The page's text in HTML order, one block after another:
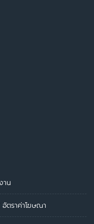
าน
อัตราค่าโฆษณา